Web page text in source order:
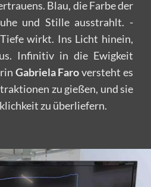
Blau, die Farbe der
und Stille ausstrahlt. -
wirkt. Ins Licht hinein,
Infinitiv in die Ewigkeit
Gabriela Faroversteht es
zu gießen, und sie
zu überliefern.